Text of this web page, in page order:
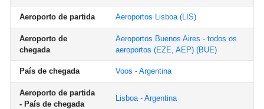
Aeroporto de partida Aeroportos Lisboa(LIS)
Aeroporto de
chegada
Aeroportos Buenos Aires - todos os
aeroportos (EZE, AEP) (BUE)
País de chegada Voos - Argentina
Aeroporto de partida
- País de chegada
Lisboa - Argentina